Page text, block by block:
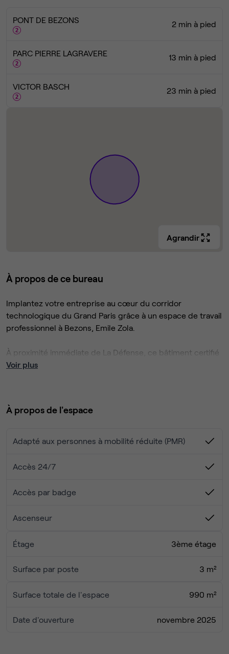
PONT DE BEZONS 2 min à pied
PARC PIERRE LAGRAVERE 13 min à pied
VICTOR BASCH 23 min à pied
Agrandir
À propos de ce bureau
Implantez votre entreprise au cœur du corridor
technologique du Grand Paris grâce à un espace de travail
professionnel à Bezons, Emile Zola.
À proximité immédiate de La Défense, ce bâtiment certifié
WELL offre 990 m² alliant accessibilité (tramway T, 10 min
Regus Emile Zola propose des bureaux entièrement
réunion.
jusqu’à 10 personnes, cet emplacement s’adapte aussi
des conditions flexibles et des installations de premier
Voir plus
À propos de l'espace
Adapté aux personnes à mobilité réduite (PMR)
Accès 24/7
Accès par badge
Ascenseur
Étage 3ème étage
Surface par poste 3 m²
Surface totale de l'espace 990 m²
Date d'ouverture novembre 2025